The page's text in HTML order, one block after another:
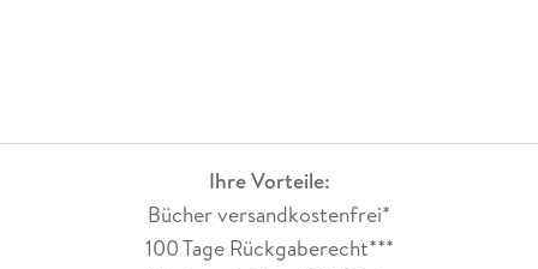
Ihre Vorteile:
Bücher versandkostenfrei*
100 Tage Rückgaberecht***